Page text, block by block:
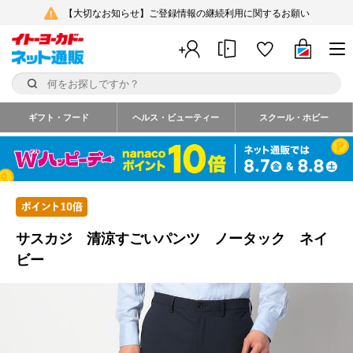
【大切なお知らせ】ご登録情報の継続利用に関するお願い
ギフト・フード ヘルス・ビューティー スクール・ホビー
サスカジ 清涼すごいパンツ ノータック ネイ
ビー